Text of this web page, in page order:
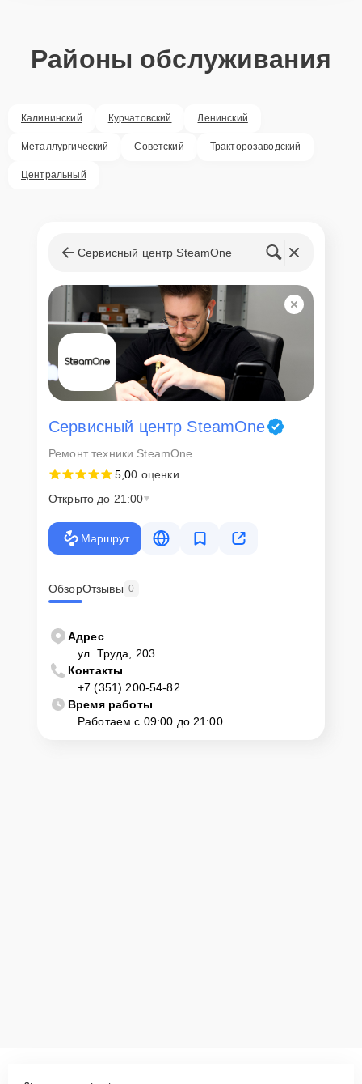
Районы обслуживания
Калининский Курчатовский Ленинский
Металлургический Советский Тракторозаводский
Центральный
Сервисный центр SteamOne
Сервисный центр SteamOne
Ремонт техники SteamOne
5,00 оценки
Открыто до 21:00
Маршрут
ОбзорОтзывы 0
Адрес
ул. Труда, 203
Контакты
+7 (351) 200-54-82
Время работы
Работаем с 09:00 до 21:00